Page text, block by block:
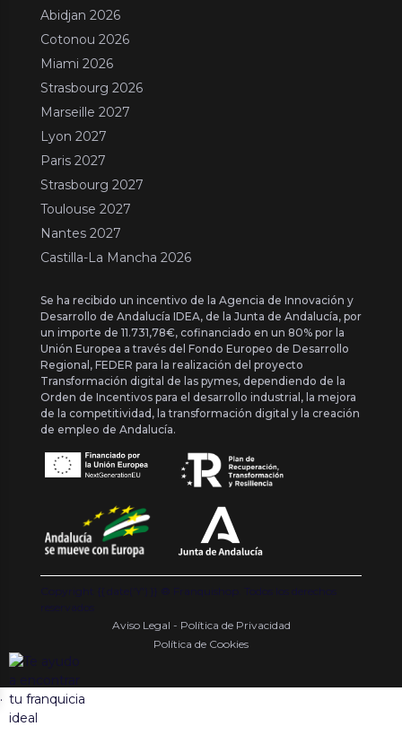
Abidjan 2026
Cotonou 2026
Miami 2026
Strasbourg 2026
Marseille 2027
Lyon 2027
Paris 2027
Strasbourg 2027
Toulouse 2027
Nantes 2027
Castilla-La Mancha 2026
Se ha recibido un incentivo de la Agencia de Innovación y
Desarrollo de Andalucía IDEA, de la Junta de Andalucía, por
un importe de 11.731,78€, cofinanciado en un 80% por la
Unión Europea a través del Fondo Europeo de Desarrollo
Regional, FEDER para la realización del proyecto
Transformación digital de las pymes, dependiendo de la
Orden de Incentivos para el desarrollo industrial, la mejora
de la competitividad, la transformación digital y la creación
de empleo de Andalucía.
Copyright {{ date('Y') }} ® Franquishop. Todos los derechos
reservados
Aviso Legal - Política de Privacidad
Política de Cookies
.